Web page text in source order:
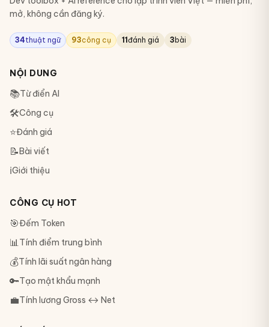
mở, không cần đăng ký.
34thuật ngữ 93công cụ 11đánh giá 3 bài
NỘI DUNG
📚Từ điển AI
🛠Công cụ
⭐Đánh giá
📝Bài viết
ℹ️Giới thiệu
CÔNG CỤ HOT
🎯Đếm Token
📊Tính điểm trung bình
💰Tính lãi suất ngân hàng
🔑Tạo mật khẩu mạnh
💼Tính lương Gross ↔ Net